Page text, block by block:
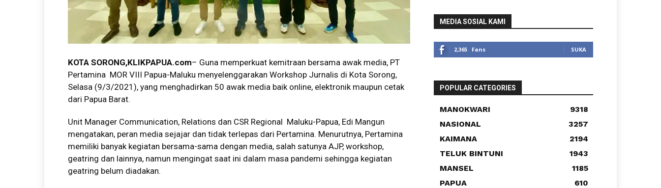
KOTA SORONG,KLIKPAPUA.com– Guna memperkuat kemitraan bersama awak media, PT
Pertamina MOR VIII Papua-Maluku menyelenggarakan Workshop Jurnalis di Kota Sorong,
Selasa (9/3/2021), yang menghadirkan 50 awak media baik online, elektronik maupun cetak
dari Papua Barat.
Unit Manager Communication, Relations dan CSR Regional Maluku-Papua, Edi Mangun
mengatakan, peran media sejajar dan tidak terlepas dari Pertamina. Menurutnya, Pertamina
memiliki banyak kegiatan bersama-sama dengan media, salah satunya AJP, workshop,
geatring dan lainnya, namun mengingat saat ini dalam masa pandemi sehingga kegiatan
geatring belum diadakan.
MEDIA SOSIAL KAMI
2,365 Fans SUKA
POPULAR CATEGORIES
MANOKWARI
9318
NASIONAL
3257
KAIMANA
2194
TELUK BINTUNI
1943
MANSEL
1185
PAPUA
610